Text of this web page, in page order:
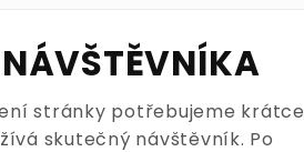
stránky potřebujeme krátce
skutečný návštěvník. Po